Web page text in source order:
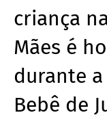
criança
Mães é
durante a
Bebê de